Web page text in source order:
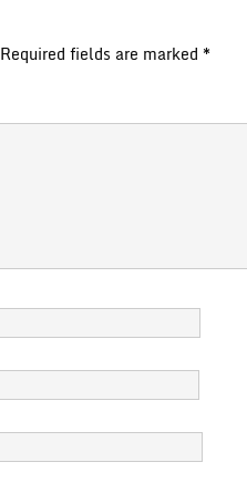
Required fields are marked *